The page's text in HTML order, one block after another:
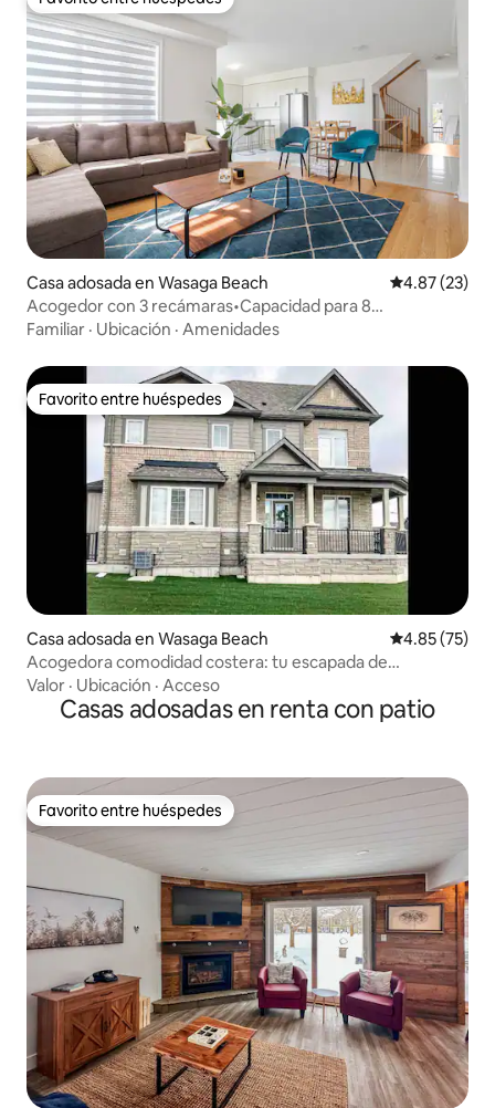
Favorito entre huéspedes
Casa adosada en Wasaga Beach Calificación
4.87 (23)
Acogedor con 3 recámaras•Capacidad para 8
personas•Playa (5 minutos)•Blue Mountain (30 minutos)
Familiar · Ubicación · Amenidades
Favorito entre huéspedes
Favorito entre huéspedes
Casa adosada en Wasaga Beach Calificación
4.85 (75)
Acogedora comodidad costera: tu escapada de
temporada de suéteres
Valor · Ubicación · Acceso
Casas adosadas en renta con patio
Favorito entre huéspedes
Favorito entre huéspedes